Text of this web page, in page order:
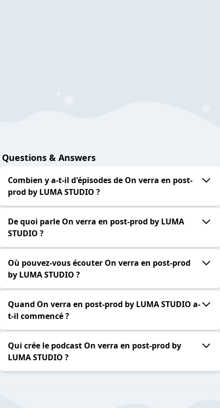
Questions & Answers
Combien y a-t-il d'épisodes de On verra en post-
prod by LUMA STUDIO ?
De quoi parle On verra en post-prod by LUMA
STUDIO ?
Où pouvez-vous écouter On verra en post-prod
by LUMA STUDIO ?
Quand On verra en post-prod by LUMA STUDIO a-
t-il commencé ?
Qui crée le podcast On verra en post-prod by
LUMA STUDIO ?